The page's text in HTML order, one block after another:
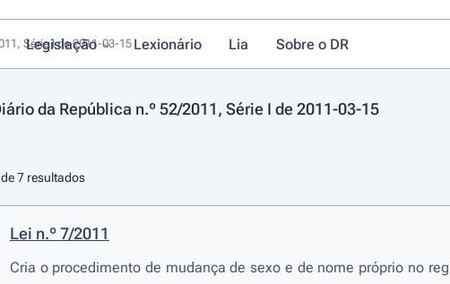
Legislação Lexionário Lia Sobre o DR
Série I de 2011-03-15
da República n.º 52/2011, Série I de 2011-03-15
7 resultados
Lei n.º 7/2011
Cria o procedimento de mudança de sexo e de nome próprio no